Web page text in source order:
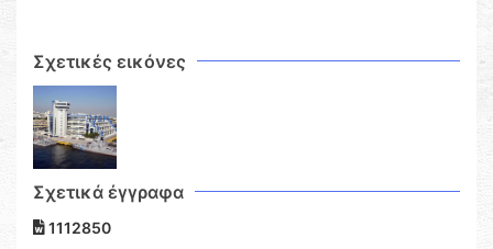
Σχετικές εικόνες
Σχετικά έγγραφα
1112850